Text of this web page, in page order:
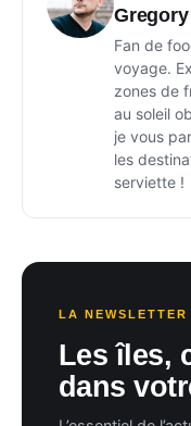
Gregory
Fan de
voyage.
zones de
au soleil
je vous
les
serviette !
LA NEWSLETTER
Les îles,
dans